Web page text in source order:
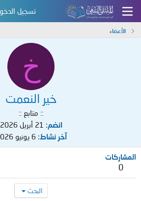
تسجيل
الأعضاء
خ
خير النعمت
:: متابع ::
انضم
21 أبريل 2026
آخر نشاط 6 يونيو 2026
المشاركات
0
البحث